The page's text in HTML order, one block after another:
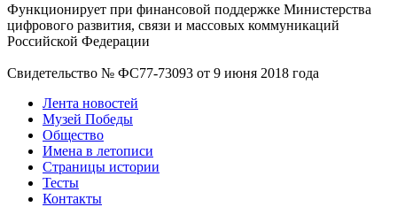
Функционирует при финансовой поддержке Министерства
цифрового развития, связи и массовых коммуникаций
Российской Федерации
Свидетельство № ФС77-73093 от 9 июня 2018 года
Лента новостей
Музей Победы
Общество
Имена в летописи
Страницы истории
Тесты
Контакты